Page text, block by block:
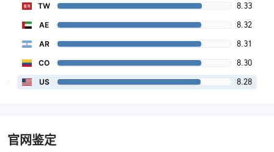
TW 8.33
AE 8.32
AR 8.31
CO 8.30
US 8.28
官网鉴定